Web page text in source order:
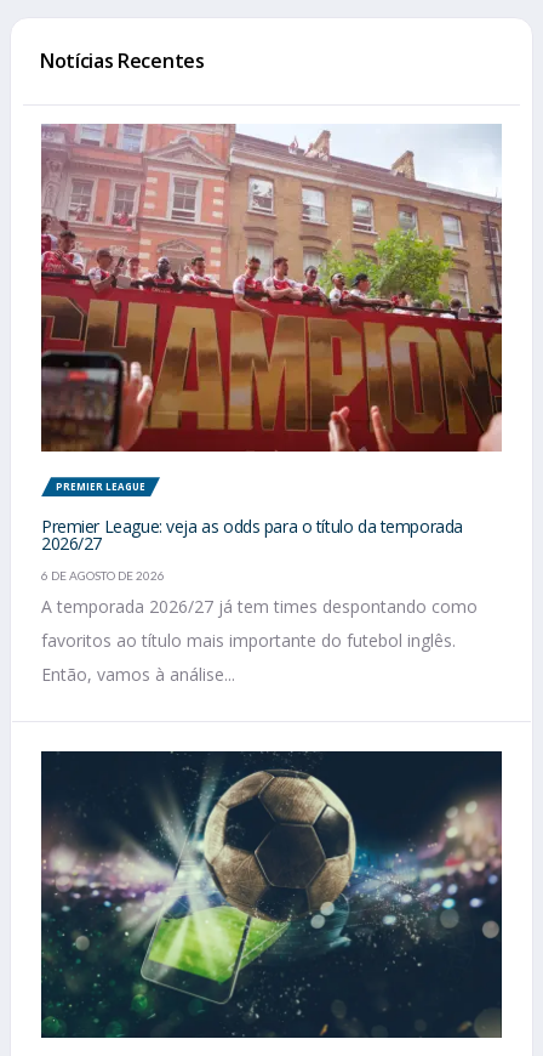
Notícias Recentes
PREMIER LEAGUE
Premier League: veja as odds para o título da temporada
2026/27
6 DE AGOSTO DE 2026
A temporada 2026/27 já tem times despontando como
favoritos ao título mais importante do futebol inglês.
Então, vamos à análise...